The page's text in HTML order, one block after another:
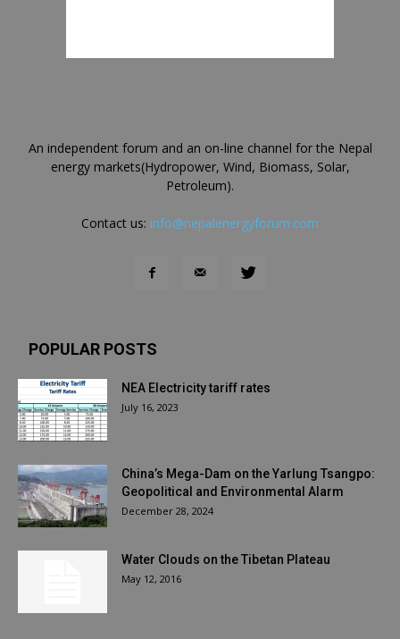
An independent forum and an on-line channel for the Nepal
energy markets(Hydropower, Wind, Biomass, Solar,
Petroleum).
Contact us: info@nepalenergyforum.com
POPULAR POSTS
NEA Electricity tariff rates
July 16, 2023
China’s Mega-Dam on the Yarlung Tsangpo:
Geopolitical and Environmental Alarm
December 28, 2024
Water Clouds on the Tibetan Plateau
May 12, 2016